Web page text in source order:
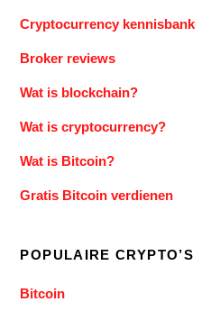
Cryptocurrency kennisbank
Broker reviews
Wat is blockchain?
Wat is cryptocurrency?
Wat is Bitcoin?
Gratis Bitcoin verdienen
POPULAIRE CRYPTO’S
Bitcoin